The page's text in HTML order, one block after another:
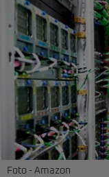
Foto - Amazon